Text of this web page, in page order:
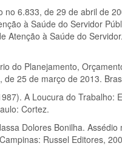
no 6.833, de 29 de abril de
à Saúde do Servidor
Atenção à Saúde do
do Planejamento,
de 25 de março de 2013.
A Loucura do Trabalho:
Cortez.
Dolores Bonilha.
Russel Editores,